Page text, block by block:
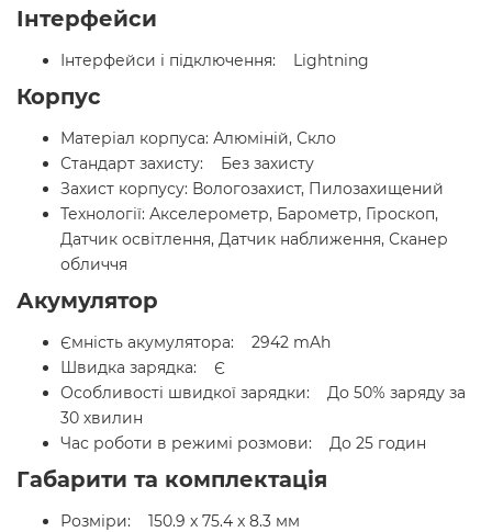
Інтерфейси
Інтерфейси і підключення: Lightning
Корпус
Матеріал корпуса: Алюміній, Скло
Стандарт захисту: Без захисту
Захист корпусу: Вологозахист, Пилозахищений
Технології: Акселерометр, Барометр, Гіроскоп,
Датчик освітлення, Датчик наближення, Сканер
обличчя
Акумулятор
Ємність акумулятора: 2942 mAh
Швидка зарядка: Є
Особливості швидкої зарядки: До 50% заряду за
30 хвилин
Час роботи в режимі розмови: До 25 годин
Габарити та комплектація
Розміри: 150.9 x 75.4 x 8.3 мм